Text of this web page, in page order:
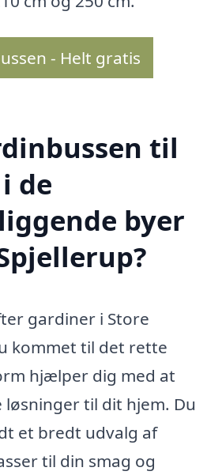
- Helt gratis
til
de
byer
gardiner i Store
kommet til det rette
hjælper dig med at
til dit hjem. Du
et bredt udvalg af
til din smag og